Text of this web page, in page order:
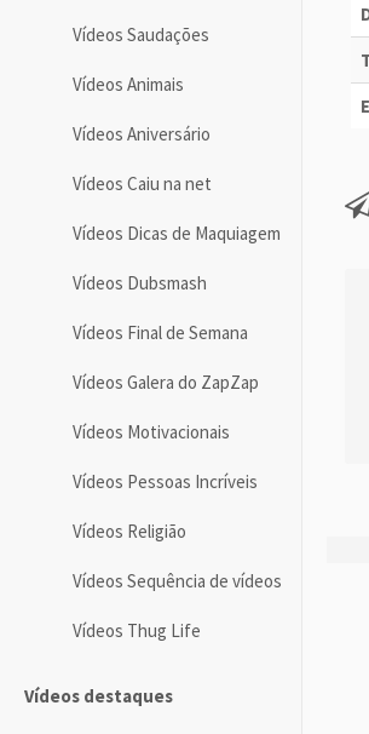
Vídeos Saudações
Vídeos Animais
Vídeos Aniversário
Vídeos Caiu na net
Vídeos Dicas de Maquiagem
Vídeos Dubsmash
Vídeos Final de Semana
Vídeos Galera do ZapZap
Vídeos Motivacionais
Vídeos Pessoas Incríveis
Vídeos Religião
Vídeos Sequência de vídeos
Vídeos Thug Life
Vídeos destaques